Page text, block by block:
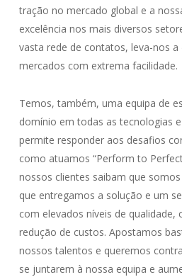
tração no mercado global e a
excelência nos mais diversos
vasta rede de contatos, leva-nos
mercados com extrema facilidade.
Temos, também, uma equipa de
domínio em todas as tecnologias
permite responder aos desafios
como atuamos “Perform to
nossos clientes saibam que
que entregamos a solução e um
com elevados níveis de qualidade,
redução de custos. Apostamos
nossos talentos e queremos
se juntarem à nossa equipa e